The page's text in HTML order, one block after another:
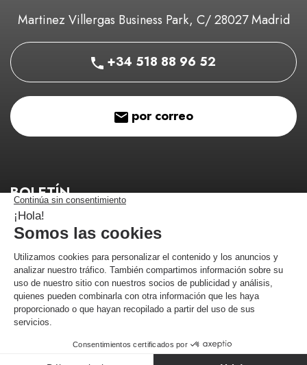
Martinez Villergas Business Park, C/ 28027 Madrid
+34 518 88 96 52
por correo
BOLETÍN
¡Manténgase informado de nuestros buenos planes!
¡Me estoy registrando!
Comerciante aprobado por la Sociedad de Opiniones Contrastadas,
clic aquí para mostrar el certificado